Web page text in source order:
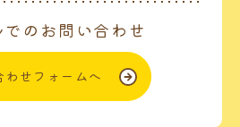
でのお問い合わせ
わせフォームへ